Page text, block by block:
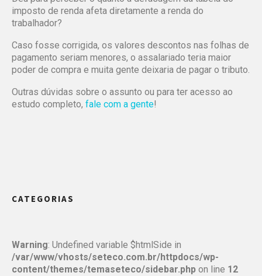
imposto de renda afeta diretamente a renda do
trabalhador?
Caso fosse corrigida, os valores descontos nas folhas de
pagamento seriam menores, o assalariado teria maior
poder de compra e muita gente deixaria de pagar o tributo.
Outras dúvidas sobre o assunto ou para ter acesso ao
estudo completo, fale com a gente!
CATEGORIAS
Warning: Undefined variable $htmlSide in
/var/www/vhosts/seteco.com.br/httpdocs/wp-
content/themes/temaseteco/sidebar.php on line 12